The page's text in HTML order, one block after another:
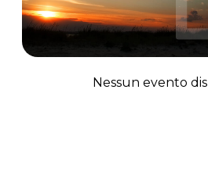
Nessun evento